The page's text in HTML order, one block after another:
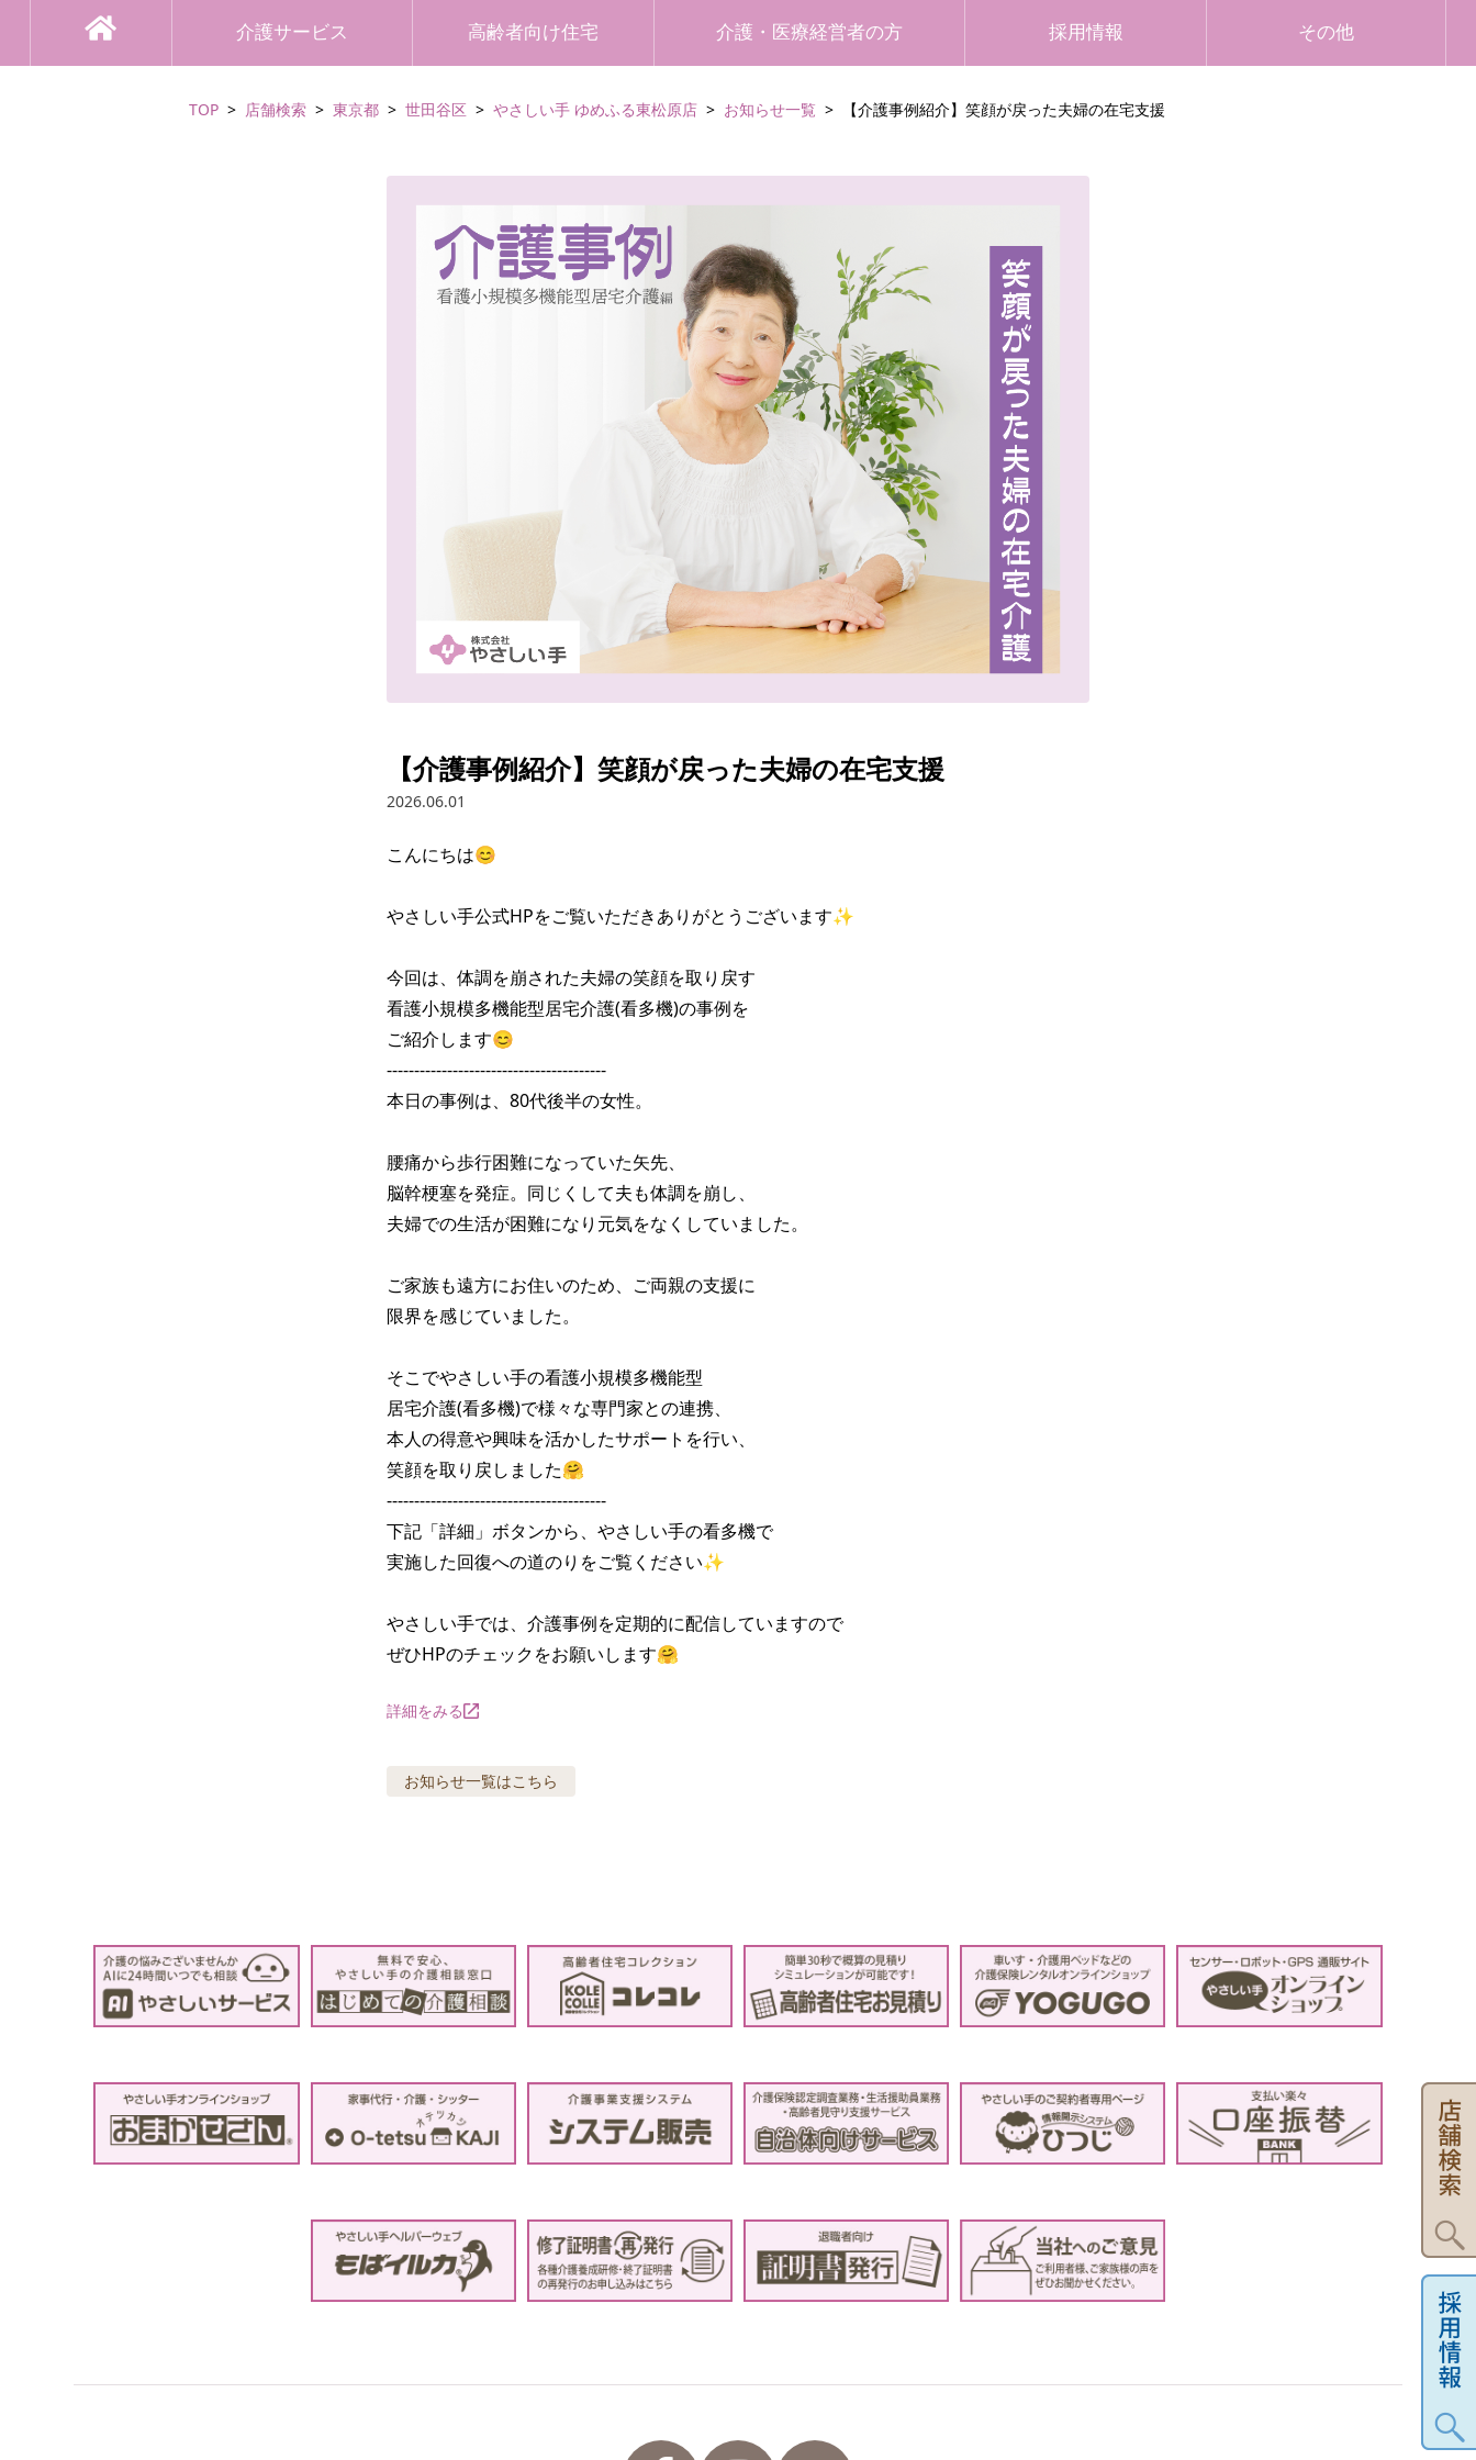
介護サービス 高齢者向け住宅 介護・医療経営者の方 採用情報 その他
TOP 店舗検索 東京都 世田谷区 やさしい手 ゆめふる東松原店 お知らせ一覧 【介護事例紹介】笑顔が戻った夫婦の在宅支援
【介護事例紹介】笑顔が戻った夫婦の在宅支援
2026.06.01
こんにちは😊
やさしい手公式HPをご覧いただきありがとうございます✨
今回は、体調を崩された夫婦の笑顔を取り戻す
看護小規模多機能型居宅介護(看多機)の事例を
ご紹介します😊
----------------------------------------
本日の事例は、80代後半の女性。
腰痛から歩行困難になっていた矢先、
脳幹梗塞を発症。同じくして夫も体調を崩し、
夫婦での生活が困難になり元気をなくしていました。
ご家族も遠方にお住いのため、ご両親の支援に
限界を感じていました。
そこでやさしい手の看護小規模多機能型
居宅介護(看多機)で様々な専門家との連携、
本人の得意や興味を活かしたサポートを行い、
笑顔を取り戻しました🤗
----------------------------------------
下記「詳細」ボタンから、やさしい手の看多機で
実施した回復への道のりをご覧ください✨
やさしい手では、介護事例を定期的に配信していますので
ぜひHPのチェックをお願いします🤗
詳細をみる
お知らせ一覧はこちら